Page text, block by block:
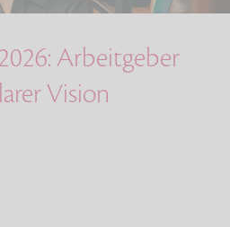
Arbeitgeber
Vision